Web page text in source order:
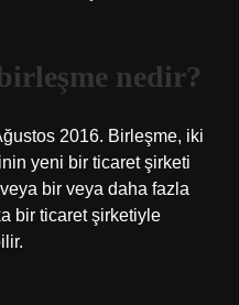
nedir?
2016. Birleşme, iki
yeni bir ticaret şirketi
bir veya daha fazla
bir ticaret şirketiyle